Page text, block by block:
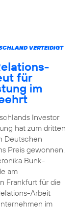
VERTEIDIGT
für
im
Investor
hat zum dritten
Deutschen
Preis gewonnen.
Bunk-
am
Frankfurt für die
Arbeit
im